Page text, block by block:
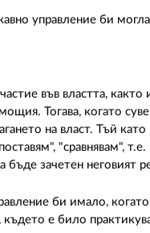
управление би
във властта,
Тогава, когато
на власт. Тъй
"сравнявам",
бъде зачетен неговият
би имало,
е било